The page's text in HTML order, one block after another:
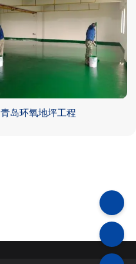
青岛环氧地坪工程